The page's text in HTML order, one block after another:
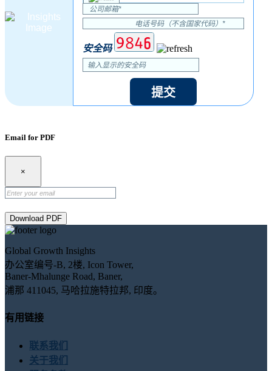
安全码
提交
Email for PDF
×
Download PDF
Global Growth Insights
办公室编号-B, 2楼, Icon Tower,
Baner-Mhalunge Road, Baner,
浦那 411045, 马哈拉施特拉邦, 印度。
有用链接
联系我们
关于我们